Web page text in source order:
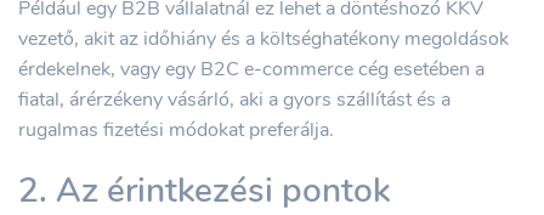
Például egy B2B vállalatnál ez lehet a döntéshozó KKV
vezető, akit az időhiány és a költséghatékony megoldások
érdekelnek, vagy egy B2C e-commerce cég esetében a
fiatal, árérzékeny vásárló, aki a gyors szállítást és a
rugalmas fizetési módokat preferálja.
2. Az érintkezési pontok